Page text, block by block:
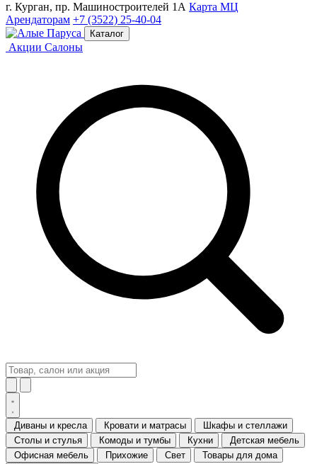
г. Курган, пр. Машиностроителей 1А Карта МЦ
Арендаторам +7 (3522) 25-40-04
Каталог
Акции Салоны
Диваны и кресла Кровати и матрасы
Шкафы и стеллажи
Столы и стулья
Комоды и тумбы Кухни
Детская мебель
Офисная мебель
Прихожие Свет
Товары для дома